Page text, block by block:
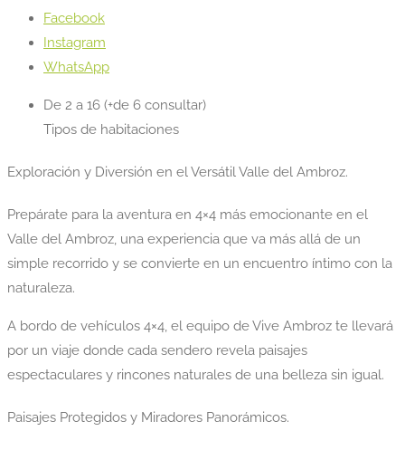
Facebook
Instagram
WhatsApp
De 2 a 16 (+de 6 consultar)
Tipos de habitaciones
Exploración y Diversión en el Versátil Valle del Ambroz.
Prepárate para la aventura en 4×4 más emocionante en el
Valle del Ambroz, una experiencia que va más allá de un
simple recorrido y se convierte en un encuentro íntimo con la
naturaleza.
A bordo de vehículos 4×4, el equipo de Vive Ambroz te llevará
por un viaje donde cada sendero revela paisajes
espectaculares y rincones naturales de una belleza sin igual.
Paisajes Protegidos y Miradores Panorámicos.